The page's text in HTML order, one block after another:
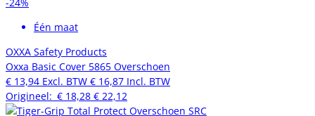
Één maat
OXXA Safety Products
Oxxa Basic Cover 5865 Overschoen
€ 13,94 Excl. BTW € 16,87 Incl. BTW
Origineel: € 18,28 € 22,12